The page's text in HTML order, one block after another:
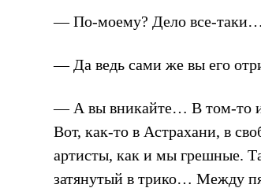
— По-моему? Дело все-
— Да ведь сами же вы его
— А вы вникайте… В том-то и
Вот, как-то в Астрахани, в
артисты, как и мы грешные.
затянутый в трико… Между